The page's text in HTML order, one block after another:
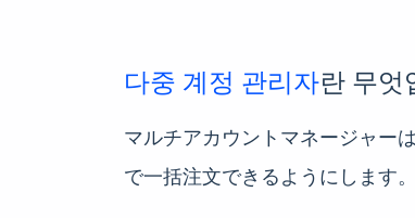
다중 계정 관리자란 무엇
マルチアカウントマネージャー
で一括注文できるようにします